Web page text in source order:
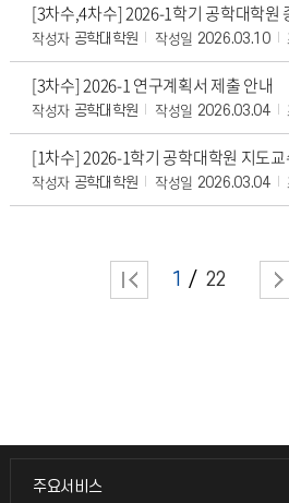
[3차수,4차수] 2026-1학기 공학대학원
작성자 공학대학원 작성일 2026.03.10
[3차수] 2026-1 연구계획서 제출 안내
작성자 공학대학원 작성일 2026.03.04
[1차수] 2026-1학기 공학대학원 지도
작성자 공학대학원 작성일 2026.03.04
1 22
주요서비스
주요서비스